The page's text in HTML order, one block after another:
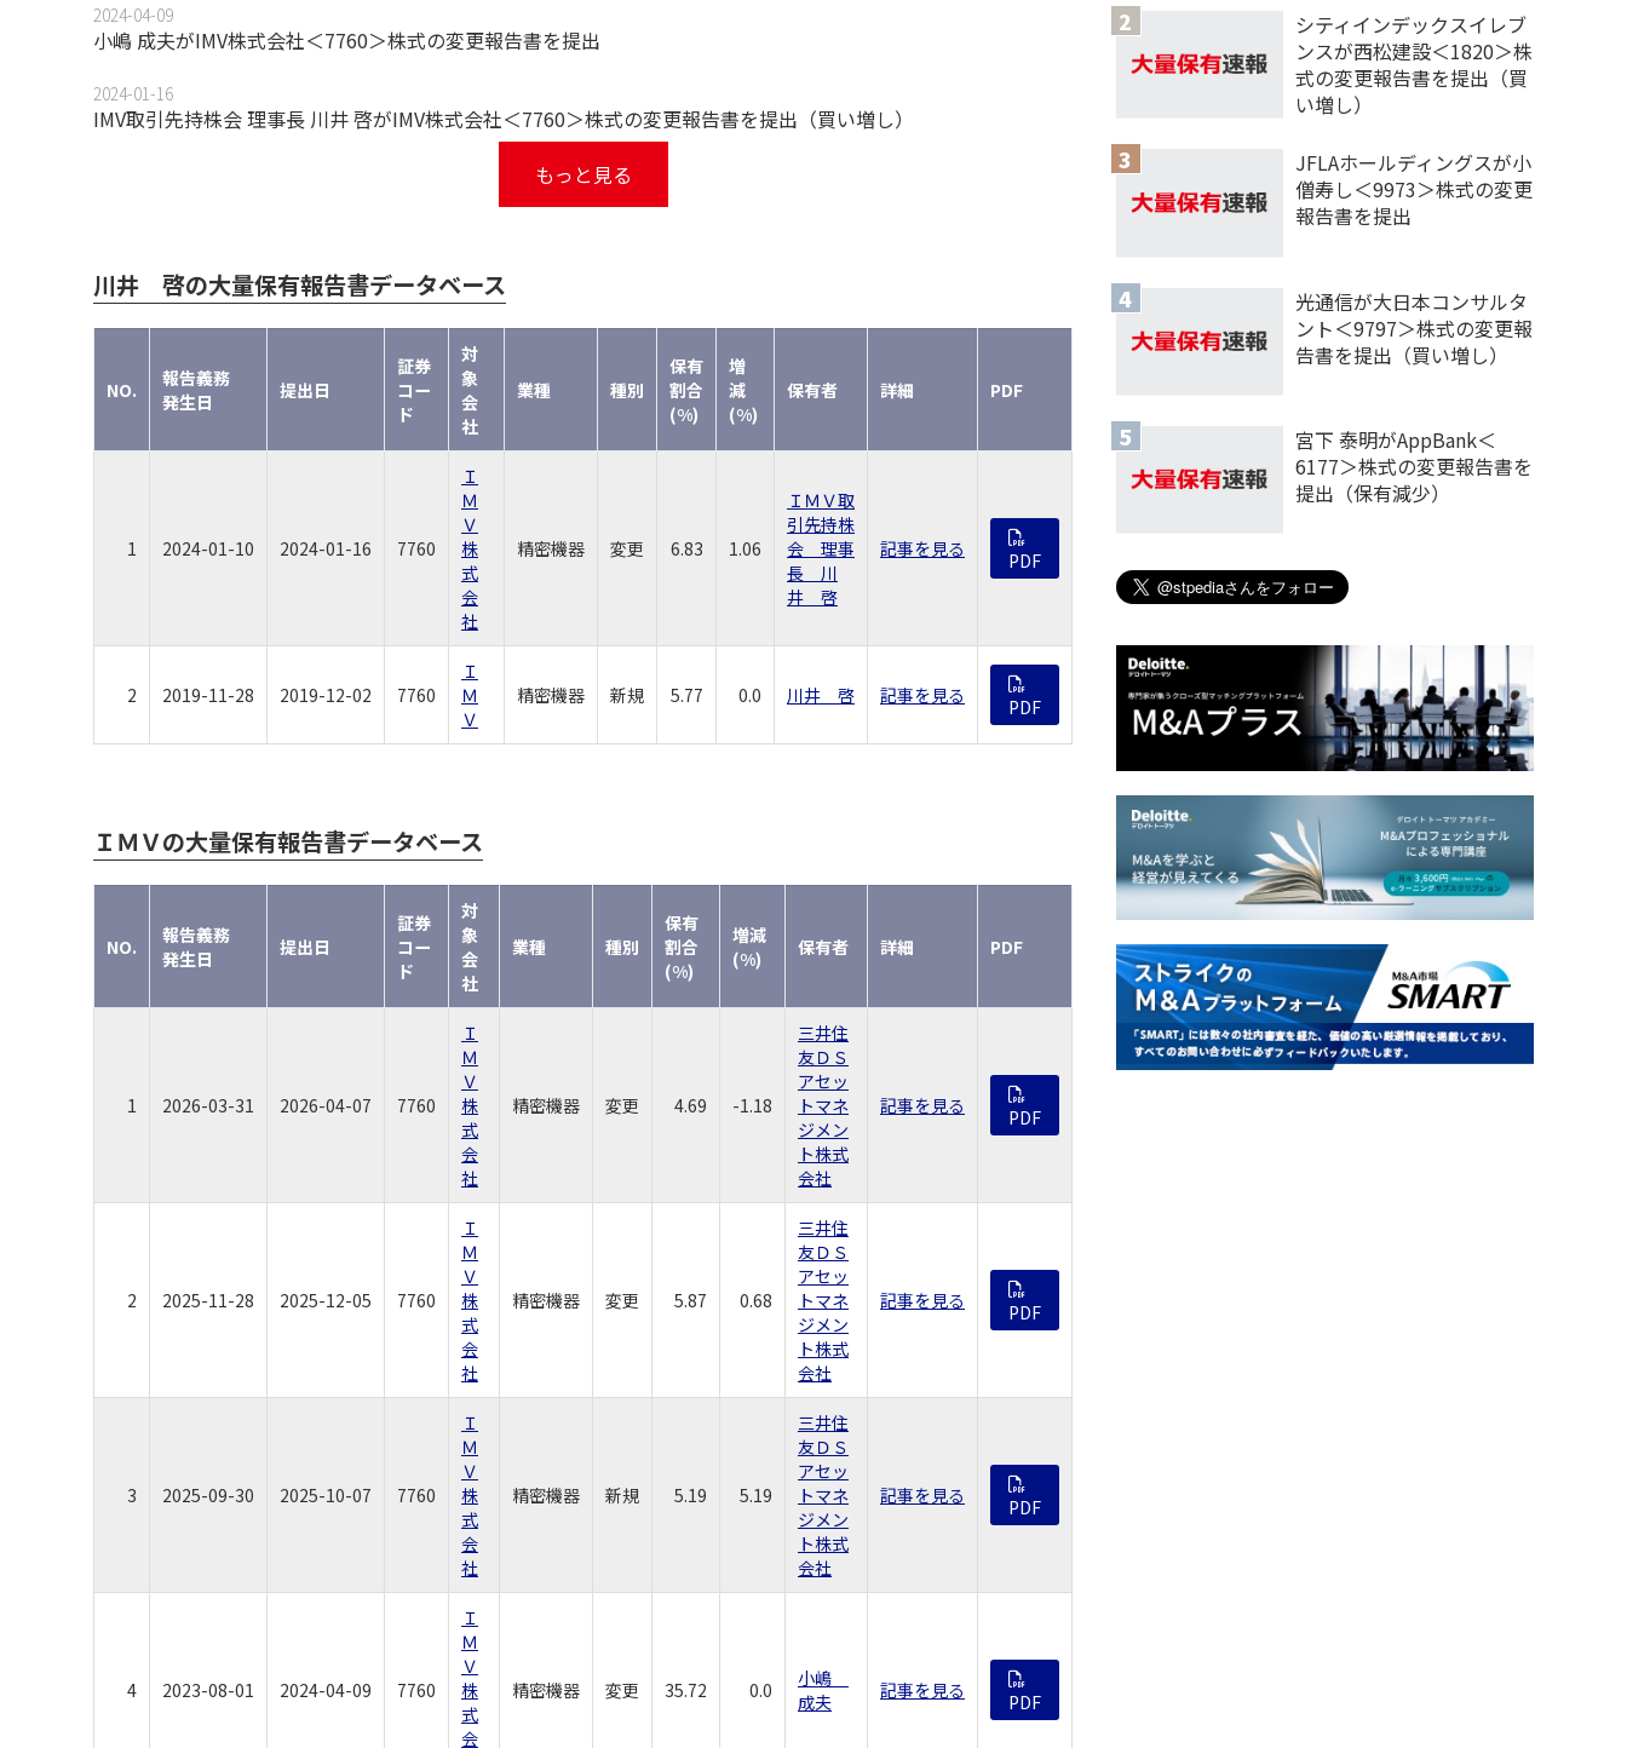
2024-04-09
小嶋 成夫がIMV株式会社＜7760＞株式の変更報告書を提出
2024-01-16
IMV取引先持株会 理事長 川井 啓がIMV株式会社＜7760＞株式の変更報告書を提出（買い増し）
もっと見る
川井 啓の大量保有報告書データベース
NO.
報告義務
発生日
提出日
証券
コー
ド
対
象
会
社
業種 種別
保有
割合
(%)
増
減
(%)
保有者 詳細 PDF
1 2024-01-10 2024-01-16 7760
Ｉ
Ｍ
Ｖ
株
式
会
社
精密機器 変更 6.83 1.06
ＩＭＶ取
引先持株
会 理事
長 川
井 啓
記事を見る PDF
2 2019-11-28 2019-12-02 7760
Ｉ
Ｍ
Ｖ
精密機器 新規 5.77 0.0 川井 啓 記事を見る PDF
ＩＭＶの大量保有報告書データベース
NO.
報告義務
発生日
提出日
証券
コー
ド
対
象
会
社
業種 種別
保有
割合
(%)
増減
(%)
保有者 詳細 PDF
1 2026-03-31 2026-04-07 7760
Ｉ
Ｍ
Ｖ
株
式
会
社
精密機器 変更 4.69 -1.18
三井住
友ＤＳ
アセッ
トマネ
ジメン
ト株式
会社
記事を見る PDF
2 2025-11-28 2025-12-05 7760
Ｉ
Ｍ
Ｖ
株
式
会
社
精密機器 変更 5.87 0.68
三井住
友ＤＳ
アセッ
トマネ
ジメン
ト株式
会社
記事を見る PDF
3 2025-09-30 2025-10-07 7760
Ｉ
Ｍ
Ｖ
株
式
会
社
精密機器 新規 5.19 5.19
三井住
友ＤＳ
アセッ
トマネ
ジメン
ト株式
会社
記事を見る PDF
4 2023-08-01 2024-04-09 7760
Ｉ
Ｍ
Ｖ
株
式
会
精密機器 変更 35.72 0.0
小嶋
成夫
記事を見る PDF
シティインデックスイレブ
ンスが西松建設＜1820＞株
式の変更報告書を提出（買
い増し）
JFLAホールディングスが小
僧寿し＜9973＞株式の変更
報告書を提出
光通信が大日本コンサルタ
ント＜9797＞株式の変更報
告書を提出（買い増し）
宮下 泰明がAppBank＜
6177＞株式の変更報告書を
提出（保有減少）